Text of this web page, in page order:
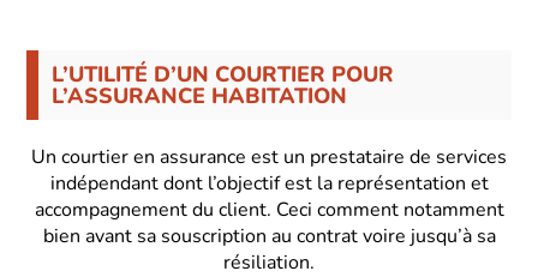
L’UTILITÉ D’UN COURTIER POUR
L’ASSURANCE HABITATION
Un courtier en assurance est un prestataire de services
indépendant dont l’objectif est la représentation et
accompagnement du client. Ceci comment notamment
bien avant sa souscription au contrat voire jusqu’à sa
résiliation.